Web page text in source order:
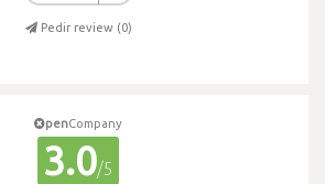
Pedir review (0)
penCompany
3.0/5